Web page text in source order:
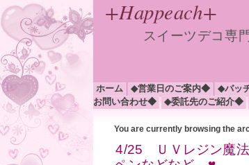
+Happeach+
スイーツデコ専
ホーム ◆営業日のご案内◆ ◆バッ
お問い合わせ◆
◆委託先のご紹介◆
You are currently browsing the
4/25 ＵＶレジン魔法